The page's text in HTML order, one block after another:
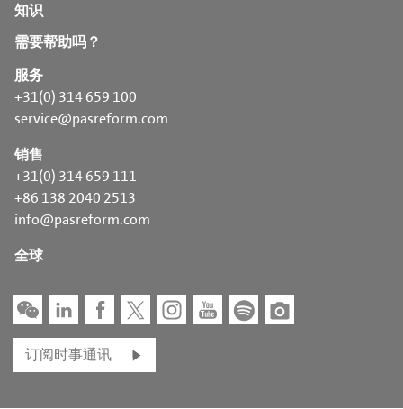
知识
需要帮助吗？
服务
+31(0) 314 659 100
service@pasreform.com
销售
+31(0) 314 659 111
+86 138 2040 2513
info@pasreform.com
全球
订阅时事通讯